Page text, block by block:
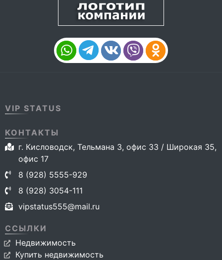
VIP STATUS
КОНТАКТЫ
г. Кисловодск, Тельмана 3, офис 33 / Широкая 35,
офис 17
8 (928) 5555-929
8 (928) 3054-111
vipstatus555@mail.ru
ССЫЛКИ
Недвижимость
Купить недвижимость